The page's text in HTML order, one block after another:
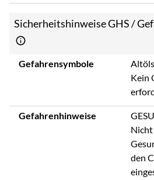
Sicherheitshinweise GHS /
Gefahrensymbole
Kein
Gefahrenhinweise
Nicht
den